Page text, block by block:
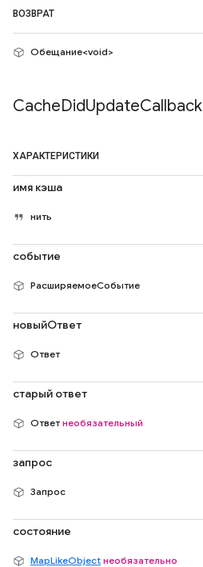
ВОЗВРАТ
Обещание<void>
CacheDidUpdateCallback
ХАРАКТЕРИСТИКИ
имя кэша
нить
событие
РасширяемоеСобытие
новыйОтвет
Ответ
старый ответ
Ответ необязательный
запрос
Запрос
состояние
MapLikeObject необязательно